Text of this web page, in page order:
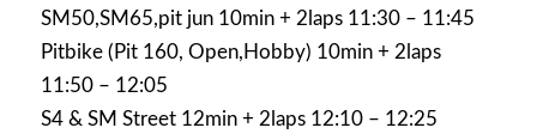
SM50,SM65,pit jun 10min + 2laps 11:30 – 11:45
Pitbike (Pit 160, Open,Hobby) 10min + 2laps
11:50 – 12:05
S4 & SM Street 12min + 2laps 12:10 – 12:25